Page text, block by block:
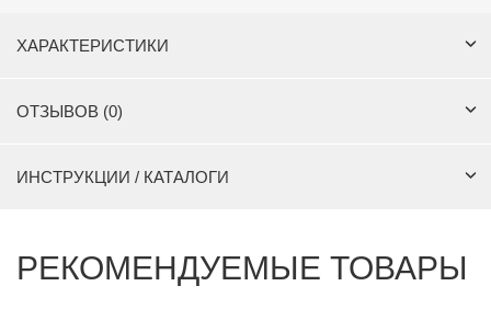
ХАРАКТЕРИСТИКИ
ОТЗЫВОВ (0)
ИНСТРУКЦИИ / КАТАЛОГИ
РЕКОМЕНДУЕМЫЕ ТОВАРЫ